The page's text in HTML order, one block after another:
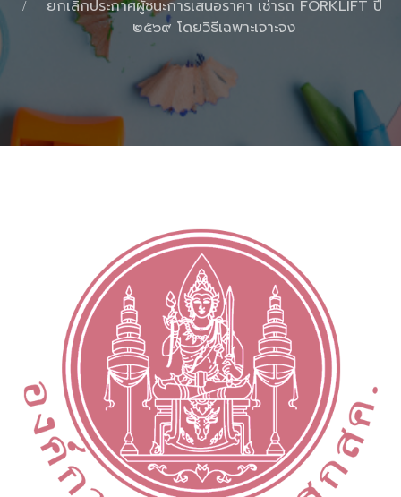
ยกเลิกประกาศผู้ชนะการเสนอราคา เช่ารถ FORKLIFT ปี
๒๕๖๙ โดยวิธีเฉพาะเจาะจง